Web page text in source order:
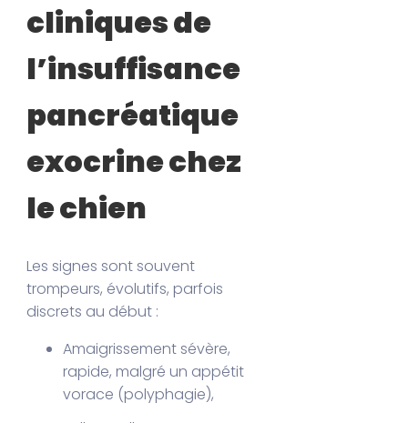
cliniques de
l’insuffisance
pancréatique
exocrine chez
le chien
Les signes sont souvent
trompeurs, évolutifs, parfois
discrets au début :
Amaigrissement sévère,
rapide, malgré un appétit
vorace (polyphagie),